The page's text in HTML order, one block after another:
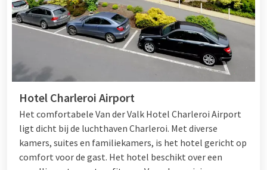
Hotel Charleroi Airport
Het comfortabele Van der Valk Hotel Charleroi Airport
ligt dicht bij de luchthaven Charleroi. Met diverse
kamers, suites en familiekamers, is het hotel gericht op
comfort voor de gast. Het hotel beschikt over een